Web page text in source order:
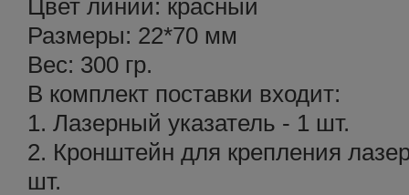
Цвет линии: красный
Размеры: 22*70 мм
Вес: 300 гр.
В комплект поставки входит:
1. Лазерный указатель - 1 шт.
2. Кронштейн для крепления
шт.